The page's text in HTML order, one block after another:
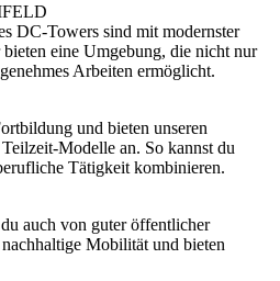
DC-Towers sind mit modernster
eine Umgebung, die nicht nur
Arbeiten ermöglicht.
und bieten unseren
Modelle an. So kannst du
Tätigkeit kombinieren.
auch von guter öffentlicher
Mobilität und bieten